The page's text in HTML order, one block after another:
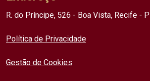
R. do Príncipe, 526 - Boa Vista, Recife -
Política de Privacidade
Gestão de Cookies